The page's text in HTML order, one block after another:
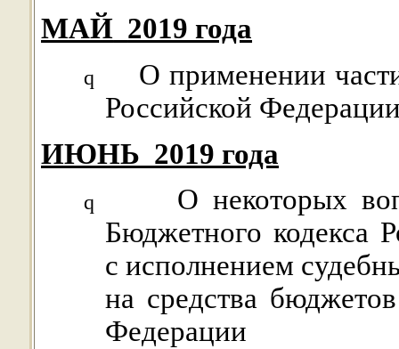
МАЙ 2019 года
q
О применении
Российской
ИЮНЬ 2019 года
q
О некоторых
Бюджетного кодекса
с исполнением
на средства
Федерации